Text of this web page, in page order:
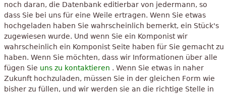
noch daran, die Datenbank editierbar von jedermann, so
dass Sie bei uns für eine Weile ertragen. Wenn Sie etwas
hochgeladen haben Sie wahrscheinlich bemerkt, ein Stück's
zugewiesen wurde. Und wenn Sie ein Komponist wir
wahrscheinlich ein Komponist Seite haben für Sie gemacht zu
haben. Wenn Sie möchten, dass wir Informationen über alle
fügen Sie uns zu kontaktieren . Wenn Sie etwas in naher
Zukunft hochzuladen, müssen Sie in der gleichen Form wie
bisher zu füllen, und wir werden sie an die richtige Stelle in